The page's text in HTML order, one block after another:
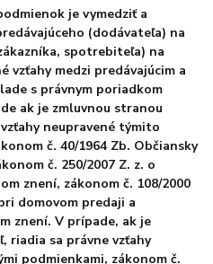
je vymedziť a
(dodávateľa) na
spotrebiteľa) na
vzťahy medzi predávajúcim a
s právnym poriadkom
ak je zmluvnou stranou
neupravené týmito
č. 40/1964 Zb. Občiansky
č. 250/2007 Z. z. o
znení, zákonom č. 108/2000
domovom predaji a
znení. V prípade, ak je
riadia sa právne vzťahy
podmienkami, zákonom č.